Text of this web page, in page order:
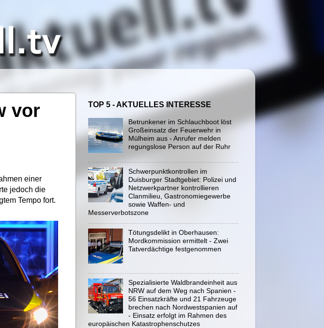
vor
einer
jedoch die
Tempo fort.
TOP 5 - AKTUELLES INTERESSE
Betrunkener im Schlauchboot löst
Großeinsatz der Feuerwehr in
Mülheim aus - Anrufer melden
regungslose Person auf der Ruhr
Schwerpunktkontrollen im
Duisburger Stadtgebiet: Polizei und
Netzwerkpartner kontrollieren
Clanmilieu, Gastronomiegewerbe
sowie Waffen- und
Messerverbotszone
Tötungsdelikt in Oberhausen:
Mordkommission ermittelt - Zwei
Tatverdächtige festgenommen
Spezialisierte Waldbrandeinheit aus
NRW auf dem Weg nach Spanien -
56 Einsatzkräfte und 21 Fahrzeuge
brechen nach Nordwestspanien auf
- Einsatz erfolgt im Rahmen des
europäischen Katastrophenschutzes